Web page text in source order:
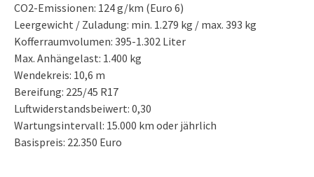
CO2-Emissionen: 124 g/km (Euro 6)
Leergewicht / Zuladung: min. 1.279 kg / max. 393 kg
Kofferraumvolumen: 395-1.302 Liter
Max. Anhängelast: 1.400 kg
Wendekreis: 10,6 m
Bereifung: 225/45 R17
Luftwiderstandsbeiwert: 0,30
Wartungsintervall: 15.000 km oder jährlich
Basispreis: 22.350 Euro